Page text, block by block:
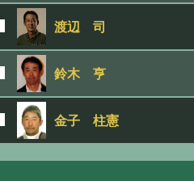
渡辺 司
鈴木 亨
金子 柱憲